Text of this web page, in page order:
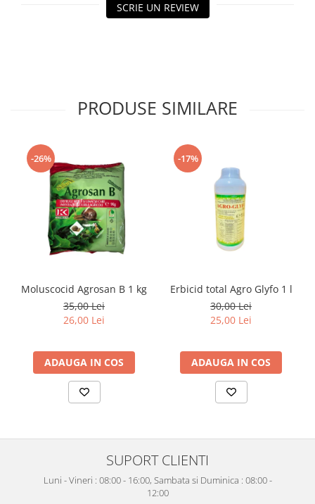
SCRIE UN REVIEW
PRODUSE SIMILARE
-26%
Moluscocid Agrosan B 1 kg
35,00 Lei
26,00 Lei
ADAUGA IN COS
-17%
Erbicid total Agro Glyfo 1 l
30,00 Lei
25,00 Lei
ADAUGA IN COS
SUPORT CLIENTI
Luni - Vineri : 08:00 - 16:00, Sambata si Duminica : 08:00 -
12:00